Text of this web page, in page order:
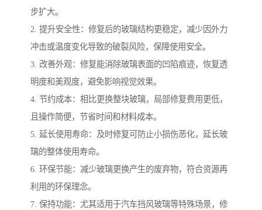
步扩大。
2. 提升安全性：修复后的玻璃结构更稳定，减少因外力
冲击或温度变化导致的破裂风险，保障使用安全。
3. 改善外观：修复能消除玻璃表面的凹陷痕迹，恢复透
明度和美观度，避免影响视觉效果。
4. 节约成本：相比更换整块玻璃，局部修复费用更低，
且操作简便，节省时间和材料成本。
5. 延长使用寿命：及时修复可防止小损伤恶化，延长玻
璃的整体使用寿命。
6. 环保节能：减少玻璃更换产生的废弃物，符合资源再
利用的环保理念。
7. 保持功能：尤其适用于汽车挡风玻璃等特殊场景，修